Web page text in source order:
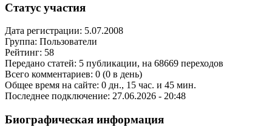
Статус участия
Дата регистрации: 5.07.2008
Группа: Пользователи
Рейтинг: 58
Передано статей: 5 публикации, на 68669 переходов
Всего комментариев: 0 (0 в день)
Общее время на сайте: 0 дн., 15 час. и 45 мин.
Последнее подключение: 27.06.2026 - 20:48
Биографическая информация